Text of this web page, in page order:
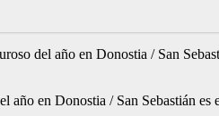
del año en Donostia / San
en Donostia / San Sebastián es